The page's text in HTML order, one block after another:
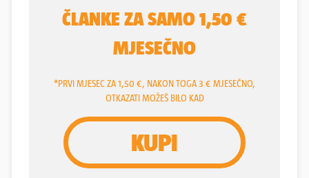
sobom je stalno nosio više od dvadeset kilograma
teške "bilježnice" u koje je zapisivao sve o svojim
putešestvijama, ali i sakupljao potpise poznatih i